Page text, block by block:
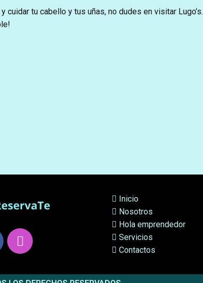
tu cabello y tus uñas, no dudes en visitar Lugo’s.
Inicio
Nosotros
Hola emprendedor
Servicios
Contactos